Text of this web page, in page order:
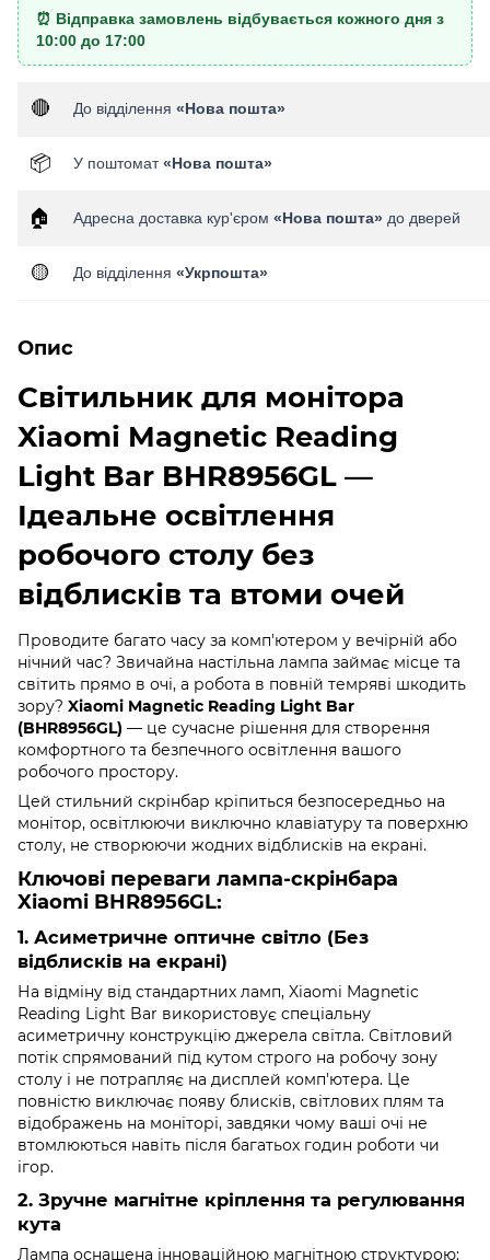
⏰ Відправка замовлень відбувається кожного дня з
10:00 до 17:00
🔴 До відділення «Нова пошта»
📦 У поштомат«Нова пошта»
🏠 Адресна доставка кур'єром «Нова пошта» до дверей
🟡 До відділення «Укрпошта»
Опис
Світильник для монітора
Xiaomi Magnetic Reading
Light Bar BHR8956GL —
Ідеальне освітлення
робочого столу без
відблисків та втоми очей
Проводите багато часу за комп'ютером у вечірній або
нічний час? Звичайна настільна лампа займає місце та
світить прямо в очі, а робота в повній темряві шкодить
зору? Xiaomi Magnetic Reading Light Bar
(BHR8956GL) — це сучасне рішення для створення
комфортного та безпечного освітлення вашого
робочого простору.
Цей стильний скрінбар кріпиться безпосередньо на
монітор, освітлюючи виключно клавіатуру та поверхню
столу, не створюючи жодних відблисків на екрані.
Ключові переваги лампа-скрінбара
Xiaomi BHR8956GL:
1. Асиметричне оптичне світло (Без
відблисків на екрані)
На відміну від стандартних ламп, Xiaomi Magnetic
Reading Light Bar використовує спеціальну
асиметричну конструкцію джерела світла. Світловий
потік спрямований під кутом строго на робочу зону
столу і не потрапляє на дисплей комп'ютера. Це
повністю виключає появу блисків, світлових плям та
відображень на моніторі, завдяки чому ваші очі не
втомлюються навіть після багатьох годин роботи чи
ігор.
2. Зручне магнітне кріплення та регулювання
кута
Лампа оснащена інноваційною магнітною структурою: